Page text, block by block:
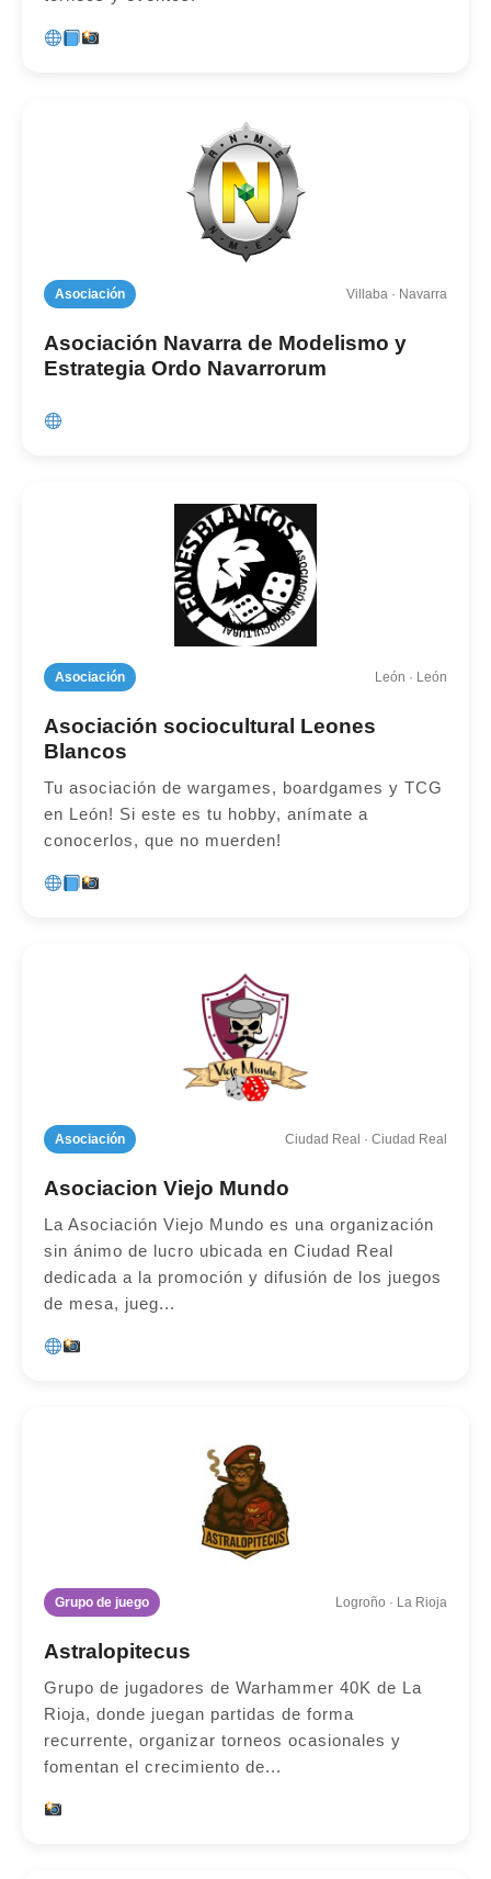
Asociación Villaba · Navarra
Asociación Navarra de Modelismo y
Estrategia Ordo Navarrorum
Asociación León · León
Asociación sociocultural Leones
Blancos
Tu asociación de wargames, boardgames y TCG
en León! Si este es tu hobby, anímate a
conocerlos, que no muerden!
Asociación Ciudad Real · Ciudad Real
Asociacion Viejo Mundo
La Asociación Viejo Mundo es una organización
sin ánimo de lucro ubicada en Ciudad Real
dedicada a la promoción y difusión de los juegos
de mesa, jueg...
Grupo de juego Logroño · La Rioja
Astralopitecus
Grupo de jugadores de Warhammer 40K de La
Rioja, donde juegan partidas de forma
recurrente, organizar torneos ocasionales y
fomentan el crecimiento de...